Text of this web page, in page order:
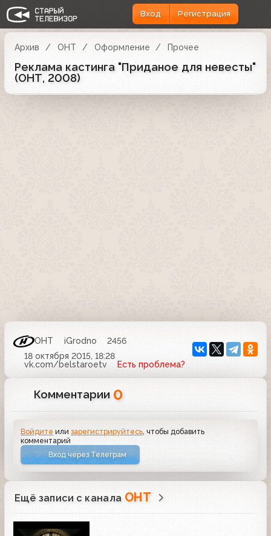
Вход Регистрация
Архив ОНТ Оформление Прочее
Реклама кастинга "Приданое для невесты"
(ОНТ, 2008)
ОНТ iGrodno
2456
18 октября 2015, 18:28
vk.com/belstaroetv
Есть проблема?
Комментарии 0
Войдите илизарегистрируйтесь , чтобы добавить
комментарий
Вход через Телеграм
Ещё записи с канала ОНТ